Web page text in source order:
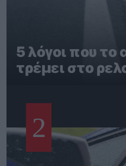
5 λόγοι που το
τρέμει στο
2